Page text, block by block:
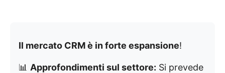
Il mercato CRM è in forte espansione!
📊 Approfondimenti sul settore: Si prevede